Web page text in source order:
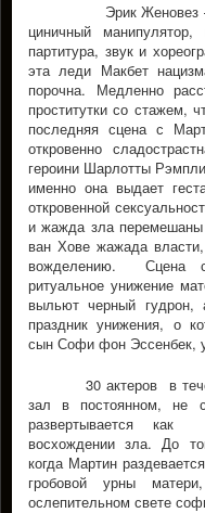
Эрик Женовез –
циничный
партитура, звук и
эта леди Макбет
порочна. Медленно
проститутки со стажем,
последняя сцена с
откровенно
героини Шарлотты
именно она выдает
откровенной
и жажда зла
ван Хове жажада
вожделению. Сцена
ритуальное унижение
выльют черный гудрон,
праздник унижения, о
сын Софи фон Эссенбек,
30 актеров в
зал в постоянном, не
развертывается
восхождении зла. До
когда Мартин
гробовой урны
ослепительном свете